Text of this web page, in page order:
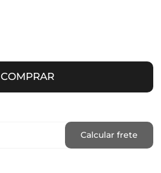
COMPRAR
Calcular frete